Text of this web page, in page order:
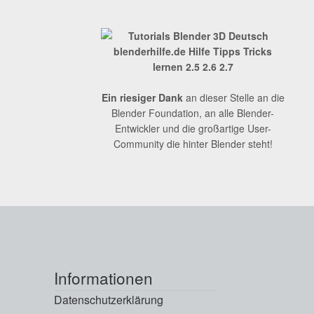
Ein riesiger Dank an dieser Stelle an die
Blender Foundation, an alle Blender-
Entwickler und die großartige User-
Community die hinter Blender steht!
Informationen
Datenschutzerklärung